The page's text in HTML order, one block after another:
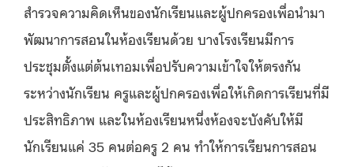
สำรวจความคิดเห็นของนักเรียนและผู้ปกครองเพื่อนำมา
พัฒนาการสอนในห้องเรียนด้วย บางโรงเรียนมีการ
ประชุมตั้งแต่ต้นเทอมเพื่อปรับความเข้าใจให้ตรงกัน
ระหว่างนักเรียน ครูและผู้ปกครองเพื่อให้เกิดการเรียนที่มี
ประสิทธิภาพ และในห้องเรียนหนึ่งห้องจะบังคับให้มี
นักเรียนแค่ 35 คนต่อครู 2 คน ทำให้การเรียนการสอน